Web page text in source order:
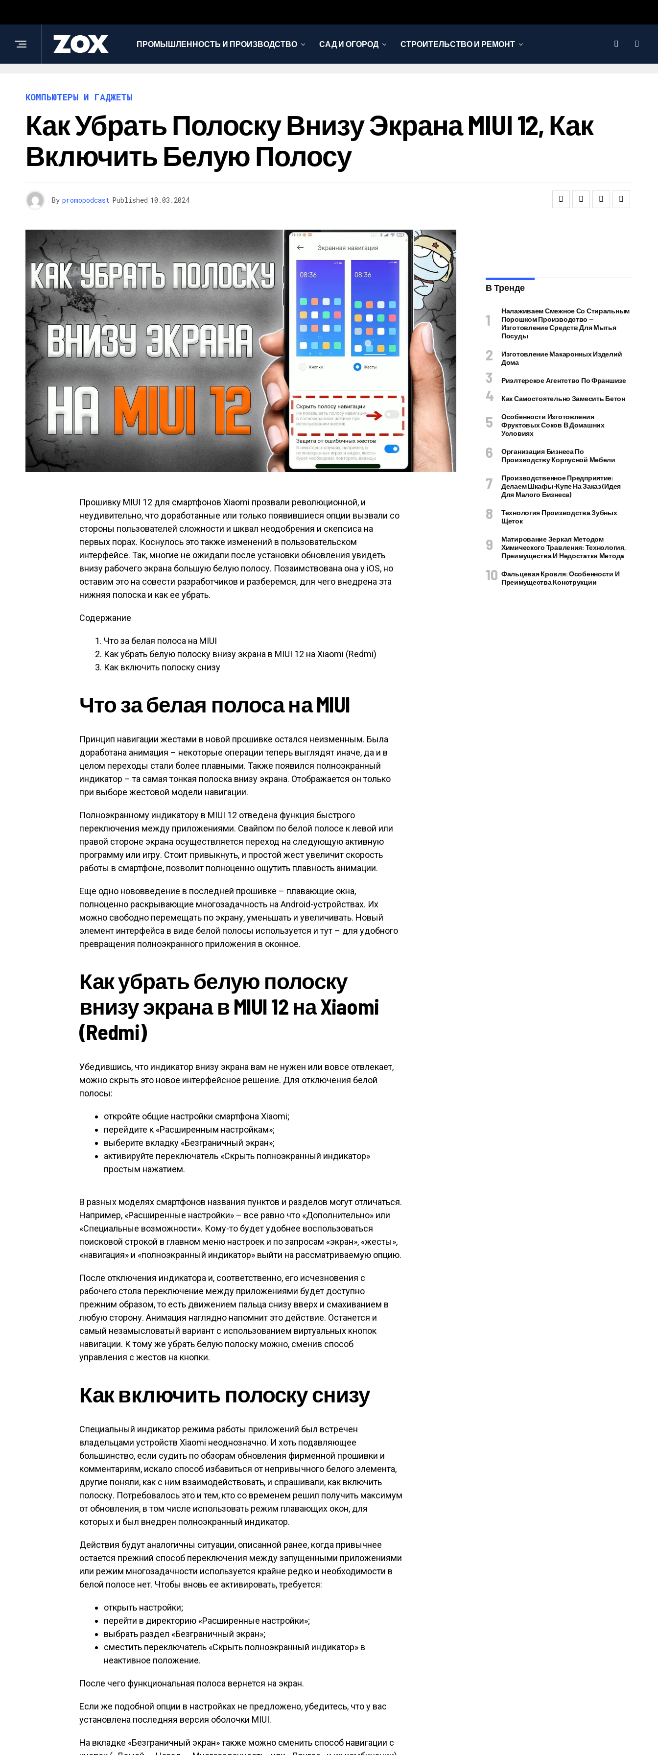
ПРОМЫШЛЕННОСТЬ И ПРОИЗВОДСТВО САД И ОГОРОД СТРОИТЕЛЬСТВО И РЕМОНТ
КОМПЬЮТЕРЫ И ГАДЖЕТЫ
Как Убрать Полоску Внизу Экрана MIUI 12, Как
Включить Белую Полосу
By promopodcast Published 10.03.2024
Прошивку MIUI 12 для смартфонов Xiaomi прозвали революционной, и
неудивительно, что доработанные или только появившиеся опции вызвали со
стороны пользователей сложности и шквал неодобрения и скепсиса на
первых порах. Коснулось это также изменений в пользовательском
интерфейсе. Так, многие не ожидали после установки обновления увидеть
внизу рабочего экрана большую белую полосу. Позаимствована она у iOS, но
оставим это на совести разработчиков и разберемся, для чего внедрена эта
нижняя полоска и как ее убрать.
Содержание
Что за белая полоса на MIUI
Как убрать белую полоску внизу экрана в MIUI 12 на Xiaomi (Redmi)
Как включить полоску снизу
Что за белая полоса на MIUI
Принцип навигации жестами в новой прошивке остался неизменным. Была
доработана анимация – некоторые операции теперь выглядят иначе, да и в
целом переходы стали более плавными. Также появился полноэкранный
индикатор – та самая тонкая полоска внизу экрана. Отображается он только
при выборе жестовой модели навигации.
Полноэкранному индикатору в MIUI 12 отведена функция быстрого
переключения между приложениями. Свайпом по белой полосе к левой или
правой стороне экрана осуществляется переход на следующую активную
программу или игру. Стоит привыкнуть, и простой жест увеличит скорость
работы в смартфоне, позволит полноценно ощутить плавность анимации.
Еще одно нововведение в последней прошивке – плавающие окна,
полноценно раскрывающие многозадачность на Android-устройствах. Их
можно свободно перемещать по экрану, уменьшать и увеличивать. Новый
элемент интерфейса в виде белой полосы используется и тут – для удобного
превращения полноэкранного приложения в оконное.
Как убрать белую полоску
внизу экрана в MIUI 12 на Xiaomi
(Redmi)
Убедившись, что индикатор внизу экрана вам не нужен или вовсе отвлекает,
можно скрыть это новое интерфейсное решение. Для отключения белой
полосы:
откройте общие настройки смартфона Xiaomi;
перейдите к «Расширенным настройкам»;
выберите вкладку «Безграничный экран»;
активируйте переключатель «Скрыть полноэкранный индикатор»
простым нажатием.
В разных моделях смартфонов названия пунктов и разделов могут отличаться.
Например, «Расширенные настройки» – все равно что «Дополнительно» или
«Специальные возможности». Кому-то будет удобнее воспользоваться
поисковой строкой в главном меню настроек и по запросам «экран», «жесты»,
«навигация» и «полноэкранный индикатор» выйти на рассматриваемую опцию.
После отключения индикатора и, соответственно, его исчезновения с
рабочего стола переключение между приложениями будет доступно
прежним образом, то есть движением пальца снизу вверх и смахиванием в
любую сторону. Анимация наглядно напомнит это действие. Останется и
самый незамысловатый вариант с использованием виртуальных кнопок
навигации. К тому же убрать белую полоску можно, сменив способ
управления с жестов на кнопки.
Как включить полоску снизу
Специальный индикатор режима работы приложений был встречен
владельцами устройств Xiaomi неоднозначно. И хоть подавляющее
большинство, если судить по обзорам обновления фирменной прошивки и
комментариям, искало способ избавиться от непривычного белого элемента,
другие поняли, как с ним взаимодействовать, и спрашивали, как включить
полоску. Потребовалось это и тем, кто со временем решил получить максимум
от обновления, в том числе использовать режим плавающих окон, для
которых и был внедрен полноэкранный индикатор.
Действия будут аналогичны ситуации, описанной ранее, когда привычнее
остается прежний способ переключения между запущенными приложениями
или режим многозадачности используется крайне редко и необходимости в
белой полосе нет. Чтобы вновь ее активировать, требуется:
открыть настройки;
перейти в директорию «Расширенные настройки»;
выбрать раздел «Безграничный экран»;
сместить переключатель «Скрыть полноэкранный индикатор» в
неактивное положение.
После чего функциональная полоса вернется на экран.
Если же подобной опции в настройках не предложено, убедитесь, что у вас
установлена последняя версия оболочки MIUI.
На вкладке «Безграничный экран» также можно сменить способ навигации с
В Тренде
Налаживаем Смежное Со Стиральным
Порошком Производство —
Изготовление Средств Для Мытья
Посуды
Изготовление Макаронных Изделий
Дома
Риэлтерское Агентство По Франшизе
Как Самостоятельно Замесить Бетон
Особенности Изготовления
Фруктовых Соков В Домашних
Условиях
Организация Бизнеса По
Производству Корпусной Мебели
Производственное Предприятие:
Делаем Шкафы-Купе На Заказ (идея
Для Малого Бизнеса)
Технология Производства Зубных
Щеток
Матирование Зеркал Методом
Химического Травления: Технология,
Преимущества И Недостатки Метода
Фальцевая Кровля: Особенности И
Преимущества Конструкции